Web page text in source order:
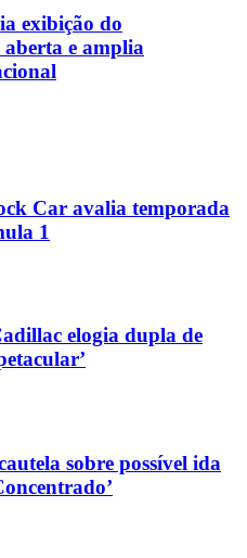
exibição do
e amplia
Car avalia temporada
1
elogia dupla de
sobre possível ida